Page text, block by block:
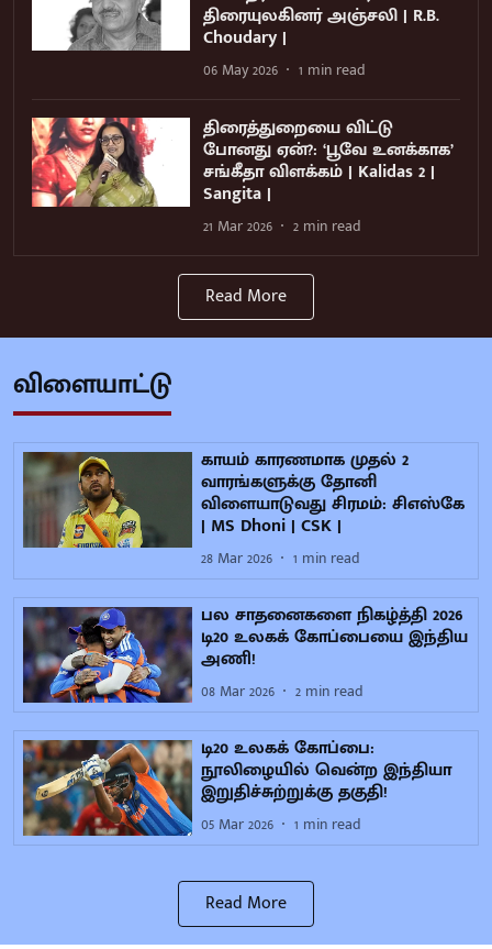
திரையுலகினர் அஞ்சலி | R.B.
Choudary |
06 May 2026 1 min read
திரைத்துறையை விட்டு
போனது ஏன்?: ‘பூவே உனக்காக’
சங்கீதா விளக்கம் | Kalidas 2 |
Sangita |
21 Mar 2026 2 min read
Read More
விளையாட்டு
காயம் காரணமாக முதல் 2
வாரங்களுக்கு தோனி
விளையாடுவது சிரமம்: சிஎஸ்கே
| MS Dhoni | CSK |
28 Mar 2026 1 min read
பல சாதனைகளை நிகழ்த்தி 2026
டி20 உலகக் கோப்பையை இந்திய
அணி!
08 Mar 2026 2 min read
டி20 உலகக் கோப்பை:
நூலிழையில் வென்ற இந்தியா
இறுதிச்சுற்றுக்கு தகுதி!
05 Mar 2026 1 min read
Read More